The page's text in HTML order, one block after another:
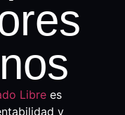
Libre es
y